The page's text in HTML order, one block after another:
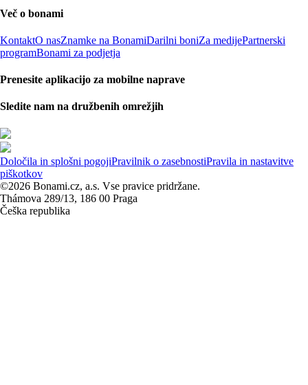
Več o bonami
KontaktO nasZnamke na BonamiDarilni boniZa medijePartnerski
programBonami za podjetja
Prenesite aplikacijo za mobilne naprave
Sledite nam na družbenih omrežjih
Določila in splošni pogojiPravilnik o zasebnostiPravila in nastavitve
piškotkov
©2026 Bonami.cz, a.s. Vse pravice pridržane.
Thámova 289/13, 186 00 Praga
Češka republika